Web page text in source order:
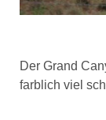
Der Grand
farblich viel